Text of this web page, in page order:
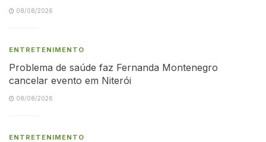
08/08/2026
ENTRETENIMENTO
Problema de saúde faz Fernanda Montenegro
cancelar evento em Niterói
08/08/2026
ENTRETENIMENTO